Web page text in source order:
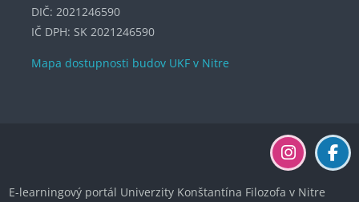
DIČ: 2021246590
IČ DPH: SK 2021246590
Mapa dostupnosti budov UKF v Nitre
E-learningový portál Univerzity Konštantína Filozofa v Nitre